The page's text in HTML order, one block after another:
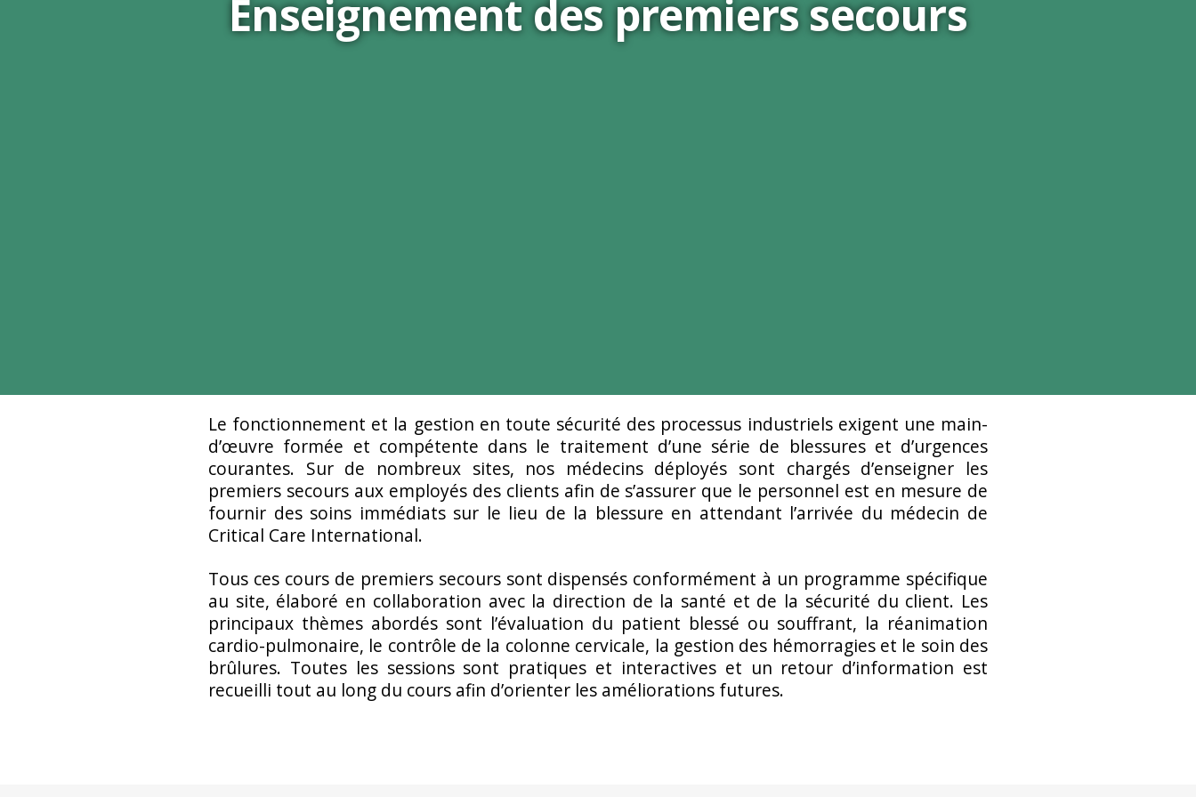
Enseignement des premiers secours
Le fonctionnement et la gestion en toute sécurité des processus industriels exigent une main-
d’œuvre formée et compétente dans le traitement d’une série de blessures et d’urgences
courantes. Sur de nombreux sites, nos médecins déployés sont chargés d’enseigner les
premiers secours aux employés des clients afin de s’assurer que le personnel est en mesure de
fournir des soins immédiats sur le lieu de la blessure en attendant l’arrivée du médecin de
Critical Care International.
Tous ces cours de premiers secours sont dispensés conformément à un programme spécifique
au site, élaboré en collaboration avec la direction de la santé et de la sécurité du client. Les
principaux thèmes abordés sont l’évaluation du patient blessé ou souffrant, la réanimation
cardio-pulmonaire, le contrôle de la colonne cervicale, la gestion des hémorragies et le soin des
brûlures. Toutes les sessions sont pratiques et interactives et un retour d’information est
recueilli tout au long du cours afin d’orienter les améliorations futures.